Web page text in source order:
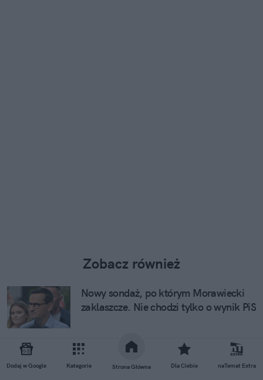
Dodaj w Google Kategorie Strona Główna Dla Ciebie naTemat Extra
Zobacz również
Nowy sondaż, po którym Morawiecki
zaklaszcze. Nie chodzi tylko o wynik PiS
Walizka porzucona przed lotniskiem w
Katowicach. W środku zakazane